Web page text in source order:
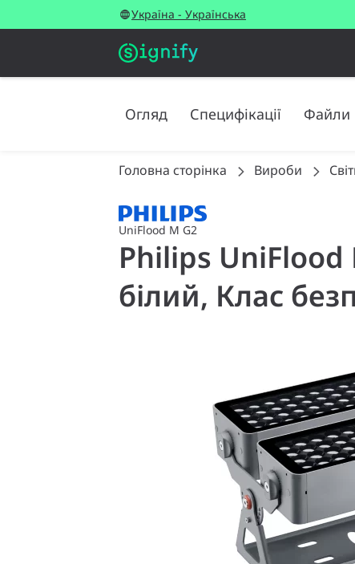
Україна - Українська
Огляд Специфікації Файли
Головна сторінка Вироби
UniFlood M G2
Philips UniFlood
білий, Клас